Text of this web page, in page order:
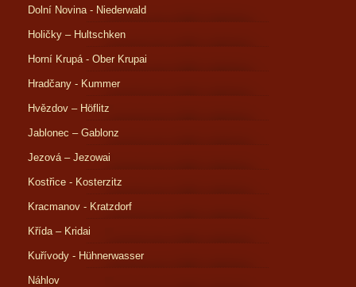
Dolní Novina - Niederwald
Holičky – Hultschken
Horní Krupá - Ober Krupai
Hradčany - Kummer
Hvězdov – Höflitz
Jablonec – Gablonz
Jezová – Jezowai
Kostřice - Kosterzitz
Kracmanov - Kratzdorf
Křída – Kridai
Kuřívody - Hühnerwasser
Náhlov